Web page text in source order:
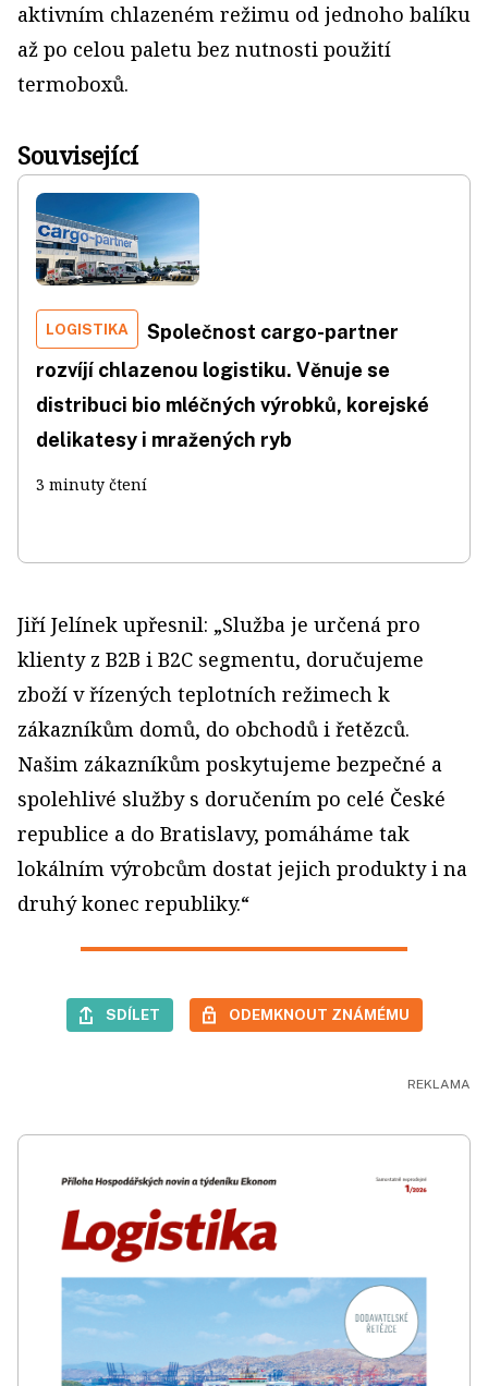
aktivním chlazeném režimu od jednoho balíku
až po celou paletu bez nutnosti použití
termoboxů.
Související
LOGISTIKA
Společnost cargo-partner
rozvíjí chlazenou logistiku. Věnuje se
distribuci bio mléčných výrobků, korejské
delikatesy i mražených ryb
3 minuty čtení
Jiří Jelínek upřesnil: „Služba je určená pro
klienty z B2B i B2C segmentu, doručujeme
zboží v řízených teplotních režimech k
zákazníkům domů, do obchodů i řetězců.
Našim zákazníkům poskytujeme bezpečné a
spolehlivé služby s doručením po celé České
republice a do Bratislavy, pomáháme tak
lokálním výrobcům dostat jejich produkty i na
druhý konec republiky.“
SDÍLET ODEMKNOUT ZNÁMÉMU